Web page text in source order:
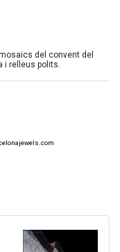
del convent del
i relleus polits.